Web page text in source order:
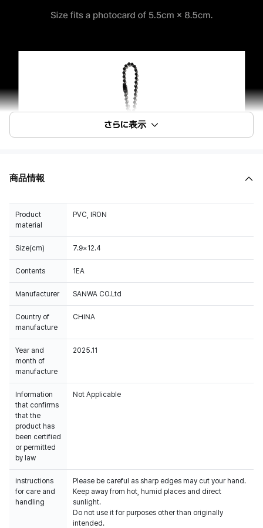
さらに表示
商品情報
Product
material
PVC, IRON
Size(cm) 7.9×12.4
Contents 1EA
Manufacturer SANWA CO.Ltd
Country of
manufacture
CHINA
Year and
month of
manufacture
2025.11
Information
that confirms
that the
product has
been certified
or permitted
by law
Not Applicable
Instructions
for care and
handling
Please be careful as sharp edges may cut your hand.
Keep away from hot, humid places and direct
sunlight.
Do not use it for purposes other than originally
intended.